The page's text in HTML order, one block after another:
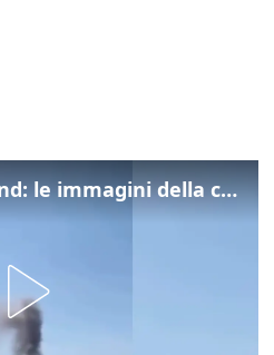
Incendio a Gardaland: le immagini della colonna di fumo